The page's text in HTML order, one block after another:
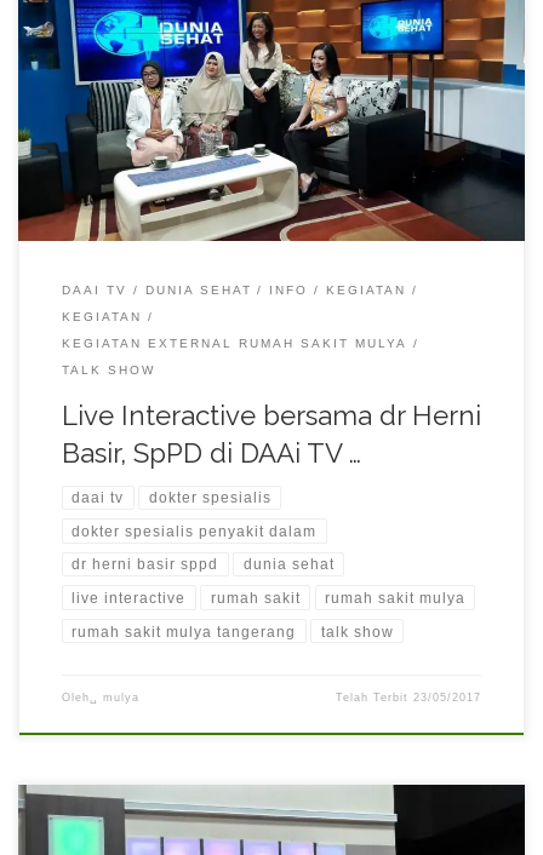
Live Interactive bersama dr Herni Basir, SpPD di DAAi TV pada
acara Dunia Sehat.
DAAI TV DUNIA SEHAT INFO
KEGIATAN
KEGIATAN
KEGIATAN EXTERNAL RUMAH SAKIT MULYA
TALK SHOW
Live Interactive bersama dr Herni
Basir, SpPD di DAAi TV …
daai tv dokter spesialis
dokter spesialis penyakit dalam
dr herni basir sppd dunia sehat
live interactive rumah sakit rumah sakit mulya
rumah sakit mulya tangerang talk show
Oleh␣ mulya Telah Terbit 23/05/2017